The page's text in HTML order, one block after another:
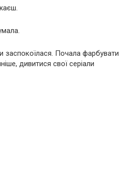
заспокоїлася. Почала фарбувати
дивитися свої серіали